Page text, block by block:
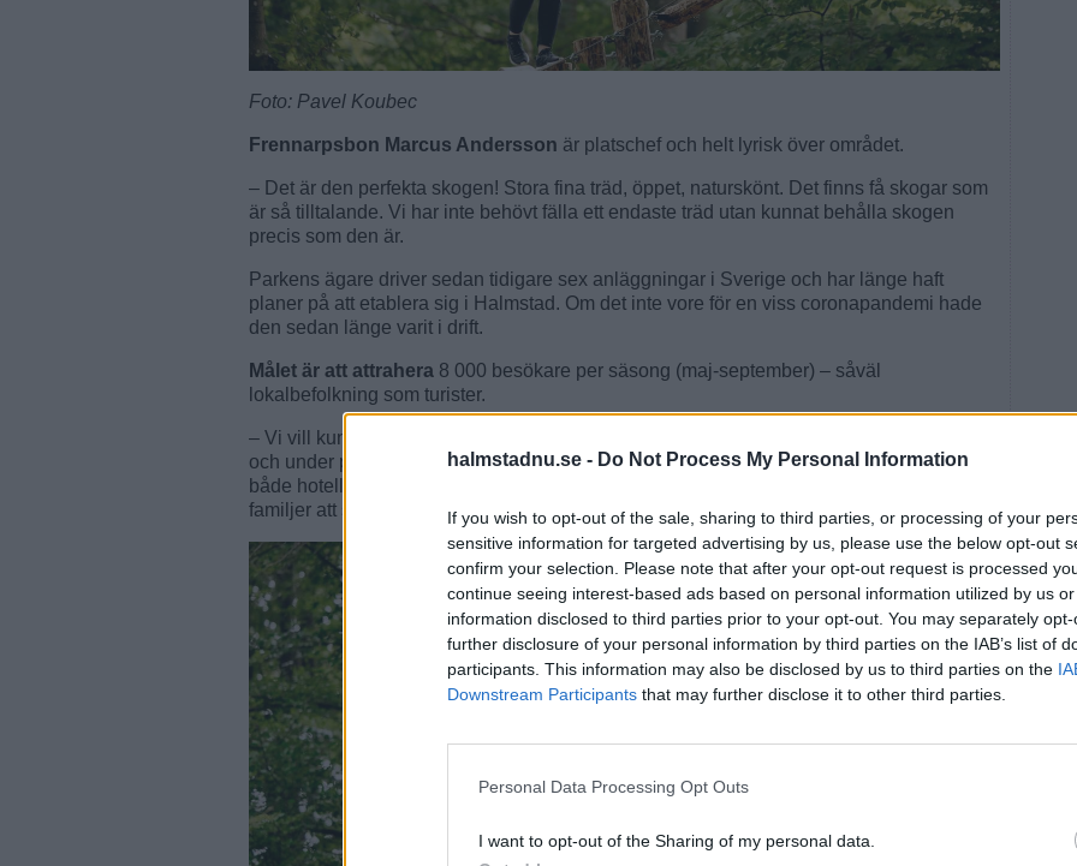
halmstadnu.se - Do Not Process My Personal Information
If you wish to opt-out of the sale, sharing to third parties, or processing of your
sensitive information for targeted advertising by us, please use the below opt-out
confirm your selection. Please note that after your opt-out request is processed
continue seeing interest-based ads based on personal information utilized by us
information disclosed to third parties prior to your opt-out. You may separately
further disclosure of your personal information by third parties on the IAB’s list of
participants. This information may also be disclosed by us to third parties on the
Downstream Participants that may further disclose it to other third parties.
Personal Data Processing Opt Outs
I want to opt-out of the Sharing of my personal data.
Foto: Pavel Koubec
Frennarpsbon Marcus Andersson är platschef och helt lyrisk över området.
– Det är den perfekta skogen! Stora fina träd, öppet, naturskönt. Det finns få skogar som
är så tilltalande. Vi har inte behövt fälla ett endaste träd utan kunnat behålla skogen
precis som den är.
Parkens ägare driver sedan tidigare sex anläggningar i Sverige och har länge haft
planer på att etablera sig i Halmstad. Om det inte vore för en viss coronapandemi hade
den sedan länge varit i drift.
Målet är att attrahera 8 000 besökare per säsong (maj-september) – såväl
lokalbefolkning som turister.
– Vi vill kunna nå en mix och ser en stor potential att lyckas. Kommunen har stöttat oss
och under projektets gång har vi också märkt av att det blivit väldigt väl mottaget från
både hotell och campinganläggningar som gärna ser att det finns fler aktiviteter som får
familjer att stanna en natt extra, säger Marcus.